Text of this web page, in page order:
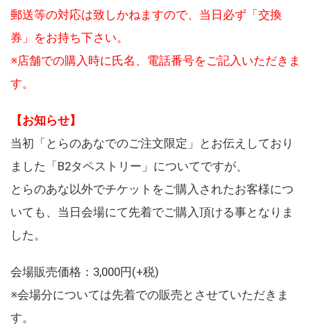
郵送等の対応は致しかねますので、当日必ず「交換
券」をお持ち下さい。
※店舗での購入時に氏名、電話番号をご記入いただきま
す。
【お知らせ】
当初「とらのあなでのご注文限定」とお伝えしており
ました「B2タペストリー」についてですが、
とらのあな以外でチケットをご購入されたお客様につ
いても、当日会場にて先着でご購入頂ける事となりま
した。
会場販売価格：3,000円(+税)
※会場分については先着での販売とさせていただきま
す。